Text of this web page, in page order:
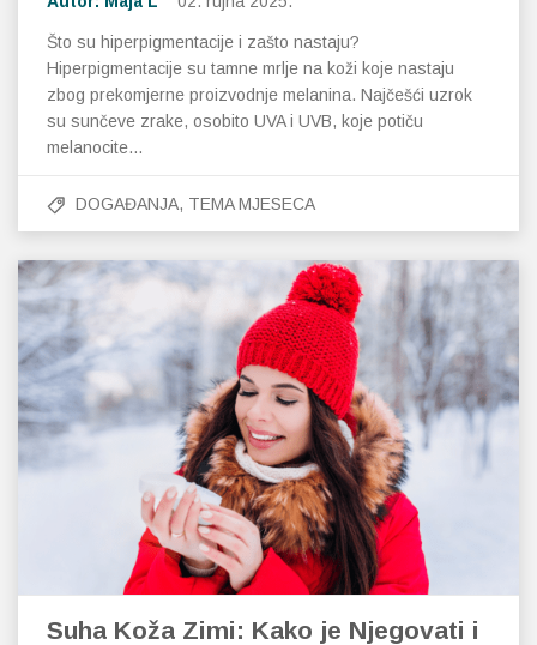
Što su hiperpigmentacije i zašto nastaju?
Hiperpigmentacije su tamne mrlje na koži koje nastaju
zbog prekomjerne proizvodnje melanina. Najčešći uzrok
su sunčeve zrake, osobito UVA i UVB, koje potiču
melanocite…
DOGAĐANJA, TEMA MJESECA
Suha Koža Zimi: Kako je Njegovati i